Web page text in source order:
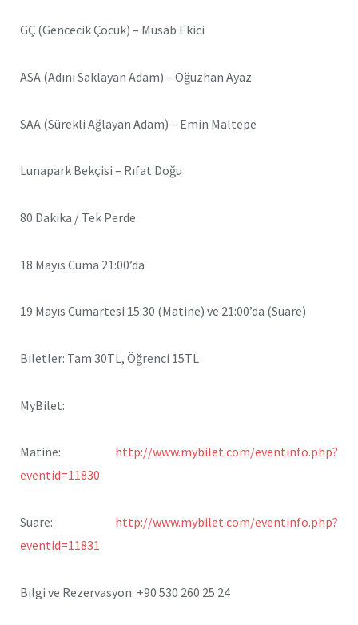
GÇ (Gencecik Çocuk) – Musab Ekici
ASA (Adını Saklayan Adam) – Oğuzhan Ayaz
SAA (Sürekli Ağlayan Adam) – Emin Maltepe
Lunapark Bekçisi – Rıfat Doğu
80 Dakika / Tek Perde
18 Mayıs Cuma 21:00’da
19 Mayıs Cumartesi 15:30 (Matine) ve 21:00’da (Suare)
Biletler: Tam 30TL, Öğrenci 15TL
MyBilet:
Matine: http://www.mybilet.com/eventinfo.php?
eventid=11830
Suare: http://www.mybilet.com/eventinfo.php?
eventid=11831
Bilgi ve Rezervasyon: +90 530 260 25 24